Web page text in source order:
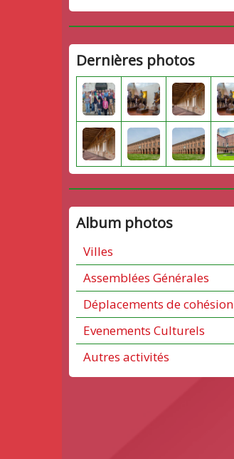
Dernières photos
Album photos
Villes
Assemblées Générales
Déplacements de cohésion
Evenements Culturels
Autres activités